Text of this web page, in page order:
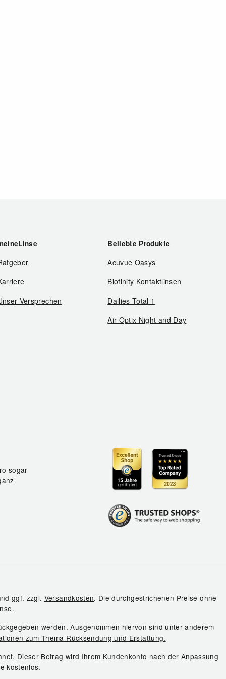
Versprechen
Beliebte Produkte
Acuvue Oasys
Biofinity Kontaktlinsen
Dailies Total 1
Air Optix Night and Day
sogar
ggf. zzgl. Versandkosten. Die durchgestrichenen Preise ohne
werden. Ausgenommen hiervon sind unter anderem
zum Thema Rücksendung und Erstattung.
Dieser Betrag wird Ihrem Kundenkonto nach der Anpassung
kostenlos.